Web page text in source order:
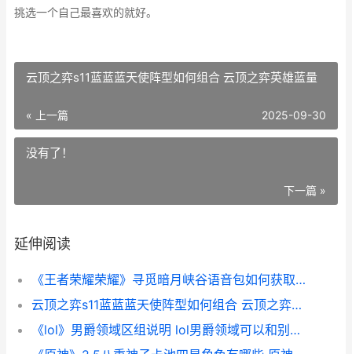
挑选一个自己最喜欢的就好。
云顶之弈s11蓝蓝蓝天使阵型如何组合 云顶之弈英雄蓝量
« 上一篇 2025-09-30
没有了！
下一篇 »
延伸阅读
《王者荣耀荣耀》寻觅暗月峡谷语音包如何获取 王者荣耀荣耀称号怎么打开
云顶之弈s11蓝蓝蓝天使阵型如何组合 云顶之弈英雄蓝量
《lol》男爵领域区组说明 lol男爵领域可以和别的区一起玩吗